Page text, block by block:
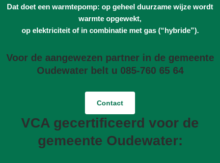
Dat doet een warmtepomp: op geheel duurzame wijze wordt
warmte opgewekt,
op elektriciteit of in combinatie met gas (“hybride”).
Voor de aangewezen partner in de gemeente
Oudewater belt u 085-760 65 64
Contact
VCA gecertificeerd voor de
gemeente Oudewater: